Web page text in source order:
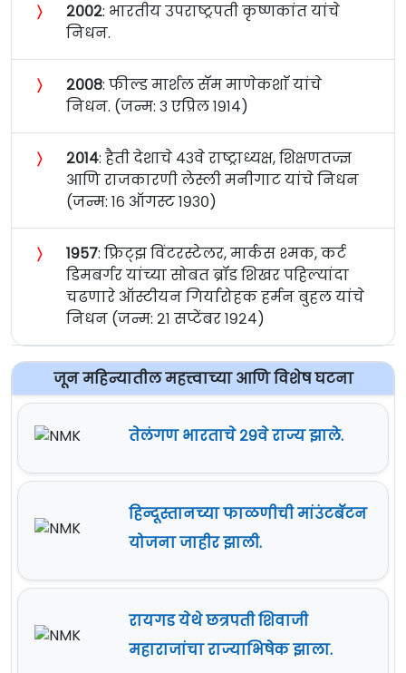
〉 २००२: भारतीय उपराष्ट्रपती कृष्णकांत यांचे
निधन.
〉 २००८: फील्ड मार्शल सॅम माणेकशाॅ यांचे
निधन. (जन्म: ३ एप्रिल १९१४)
〉 २०१४: हैती देशाचे ४३वे राष्ट्राध्यक्ष, शिक्षणतज्ज्ञ
आणि राजकारणी लेस्ली मनीगाट यांचे निधन
(जन्म: १६ ऑगस्ट १९३०)
〉 १९५७: फ्रिट्झ विंटरस्टेलर, मार्कस श्मक, कर्ट
डिमबर्गर यांच्या सोबत ब्रॉड शिखर पहिल्यांदा
चढणारे ऑस्टीयन गिर्यारोहक हर्मन बुहल यांचे
निधन (जन्म: २१ सप्टेंबर १९२४)
जून महिन्यातील महत्त्वाच्या आणि विशेष घटना
तेलंगण भारताचे २९वे राज्य झाले.
हिन्दूस्तानच्या फाळणीची मांउंटबॅटन
योजना जाहीर झाली.
रायगड येथे छत्रपती शिवाजी
महाराजांचा राज्याभिषेक झाला.